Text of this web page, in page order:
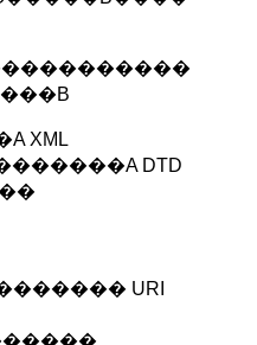
XML
DTD
URI